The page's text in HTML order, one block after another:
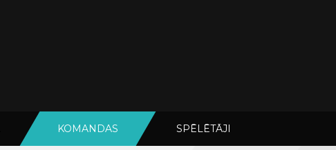
KOMANDAS SPĒLĒTĀJI